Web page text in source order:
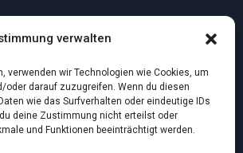
verwalten
verwenden wir Technologien wie Cookies, um
darauf zuzugreifen. Wenn du diesen
wie das Surfverhalten oder eindeutige IDs
deine Zustimmung nicht erteilst oder
und Funktionen beeinträchtigt werden.